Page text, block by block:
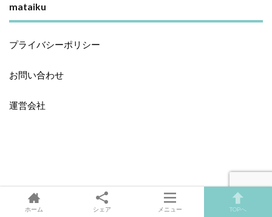
mataiku
プライバシーポリシー
お問い合わせ
運営会社
ホーム シェア メニュー TOPへ